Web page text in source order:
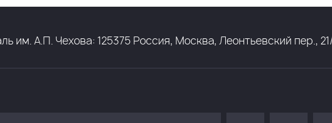
А.П. Чехова: 125375 Россия, Москва, Леонтьевский пер., 21/